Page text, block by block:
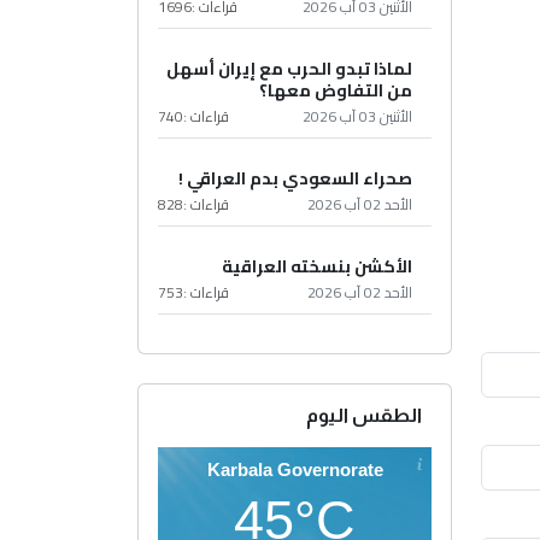
الأثنين 03 آب 2026 قراءات :1696
لماذا تبدو الحرب مع إيران أسهل
من التفاوض معها؟
الأثنين 03 آب 2026 قراءات :740
صحراء السعودي بدم العراقي !
الأحد 02 آب 2026 قراءات :828
الأكشن بنسخته العراقية
الأحد 02 آب 2026 قراءات :753
الطقس اليوم
Karbala Governorate
45°C